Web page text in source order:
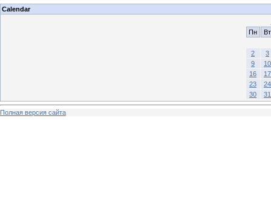
Calendar
Пн
Вт
2
3
9
10
16
17
23
24
30
31
Полная версия сайта